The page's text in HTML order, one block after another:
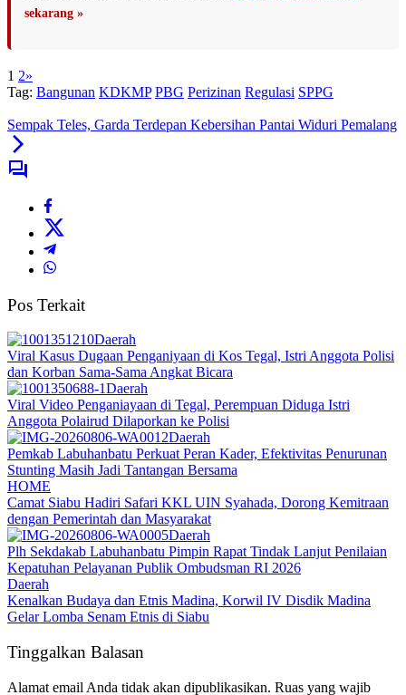
sekarang »
1 2»
Tag: Bangunan KDKMP PBG Perizinan Regulasi SPPG
Sempak Teles, Garda Terdepan Kebersihan Pantai Widuri Pemalang
Pos Terkait
Daerah
Viral Kasus Dugaan Penganiyaan di Kos Tegal, Istri Anggota Polisi
dan Korban Sama-Sama Angkat Bicara
Daerah
Viral Video Penganiayaan di Tegal, Perempuan Diduga Istri
Anggota Polairud Dilaporkan ke Polisi
Daerah
Pemkab Labuhanbatu Perkuat Peran Kader, Efektivitas Penurunan
Stunting Masih Jadi Tantangan Bersama
HOME
Camat Siabu Hadiri Safari KKL UIN Syahada, Dorong Kemitraan
dengan Pemerintah dan Masyarakat
Daerah
Plh Sekdakab Labuhanbatu Pimpin Rapat Tindak Lanjut Penilaian
Kepatuhan Pelayanan Publik Ombudsman RI 2026
Daerah
Kenalkan Budaya dan Etnis Madina, Korwil IV Disdik Madina
Gelar Lomba Senam Etnis di Siabu
Tinggalkan Balasan
Alamat email Anda tidak akan dipublikasikan. Ruas yang wajib